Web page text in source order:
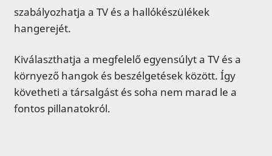
szabályozhatja a TV és a hallókészülékek
hangerejét.
Kiválaszthatja a megfelelő egyensúlyt a TV és a
környező hangok és beszélgetések között. Így
követheti a társalgást és soha nem marad le a
fontos pillanatokról.